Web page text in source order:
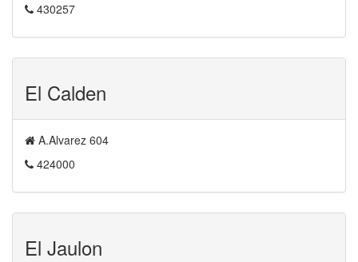
430257
El Calden
A.Alvarez 604
424000
El Jaulon